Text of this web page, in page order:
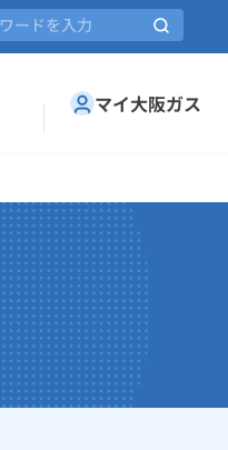
マイ大阪ガス